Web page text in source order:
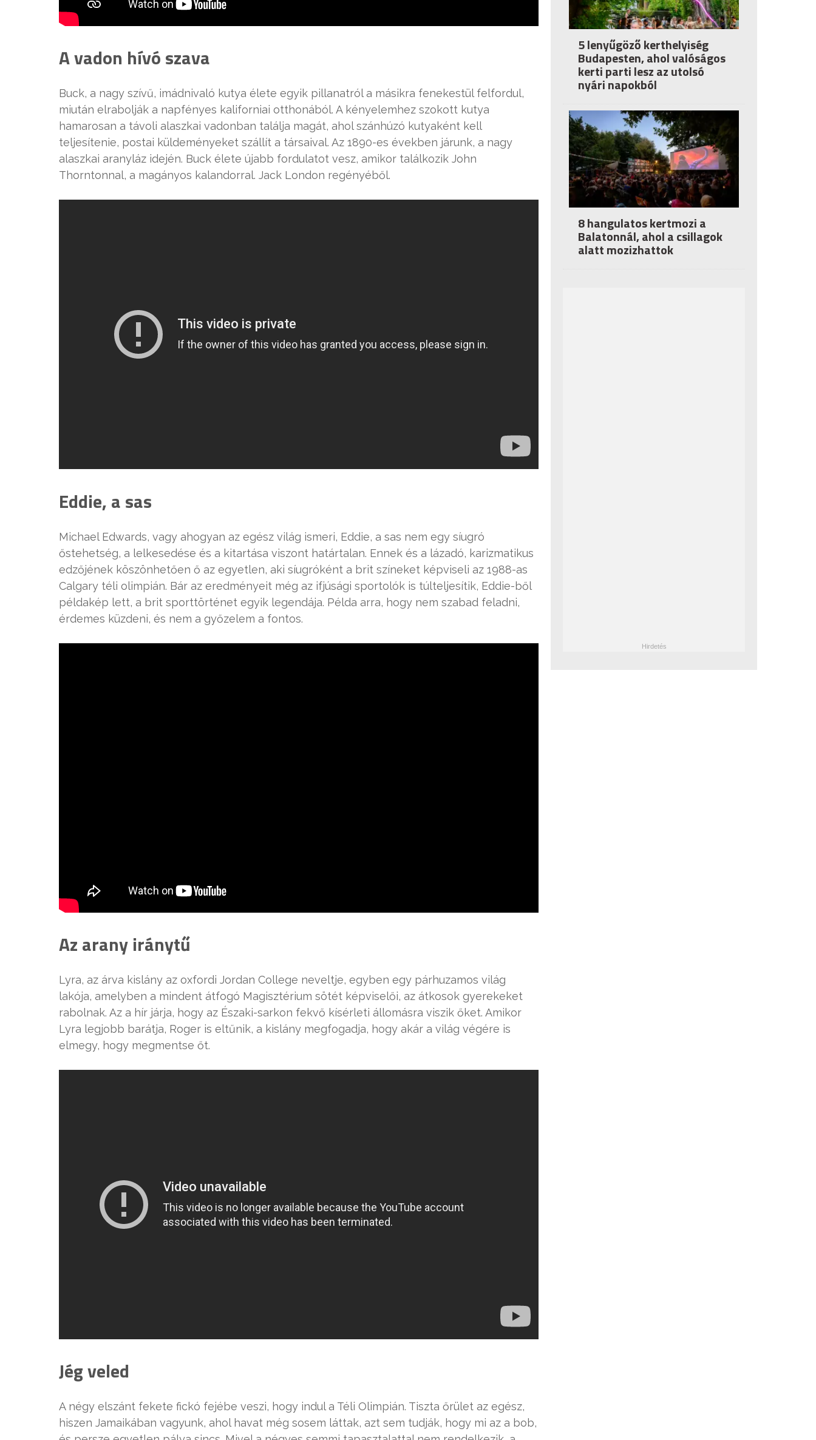
A vadon hívó szava
Buck, a nagy szívű, imádnivaló kutya élete egyik pillanatról a másikra fenekestül felfordul,
miután elrabolják a napfényes kaliforniai otthonából. A kényelemhez szokott kutya
hamarosan a távoli alaszkai vadonban találja magát, ahol szánhúzó kutyaként kell
teljesítenie, postai küldeményeket szállít a társaival. Az 1890-es években járunk, a nagy
alaszkai aranyláz idején. Buck élete újabb fordulatot vesz, amikor találkozik John
Thorntonnal, a magányos kalandorral. Jack London regényéből.
Eddie, a sas
Michael Edwards, vagy ahogyan az egész világ ismeri, Eddie, a sas nem egy síugró
őstehetség, a lelkesedése és a kitartása viszont határtalan. Ennek és a lázadó, karizmatikus
edzőjének köszönhetően ő az egyetlen, aki síugróként a brit színeket képviseli az 1988-as
Calgary téli olimpián. Bár az eredményeit még az ifjúsági sportolók is túlteljesítik, Eddie-ből
példakép lett, a brit sporttörténet egyik legendája. Példa arra, hogy nem szabad feladni,
érdemes küzdeni, és nem a győzelem a fontos.
Az arany iránytű
Lyra, az árva kislány az oxfordi Jordan College neveltje, egyben egy párhuzamos világ
lakója, amelyben a mindent átfogó Magisztérium sötét képviselői, az átkosok gyerekeket
rabolnak. Az a hír járja, hogy az Északi-sarkon fekvő kísérleti állomásra viszik őket. Amikor
Lyra legjobb barátja, Roger is eltűnik, a kislány megfogadja, hogy akár a világ végére is
elmegy, hogy megmentse őt.
Jég veled
A négy elszánt fekete fickó fejébe veszi, hogy indul a Téli Olimpián. Tiszta őrület az egész,
hiszen Jamaikában vagyunk, ahol havat még sosem láttak, azt sem tudják, hogy mi az a bob,
5 lenyűgöző kerthelyiség
Budapesten, ahol valóságos
kerti parti lesz az utolsó
nyári napokból
8 hangulatos kertmozi a
Balatonnál, ahol a csillagok
alatt mozizhattok